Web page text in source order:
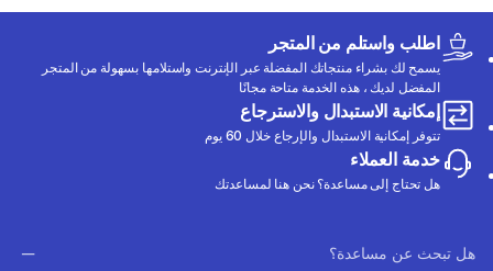
اطلب واستلم من المتجر
يسمح لك بشراء منتجاتك المفضلة عبر الإنترنت واستلامها بسهولة من المتجر
المفضل لديك ، هذه الخدمة متاحة مجانًا
إمكانية الاستبدال والاسترجاع
تتوفر إمكانية الاستبدال والإرجاع خلال 60 يوم
خدمة العملاء
هل تحتاج إلى مساعدة؟ نحن هنا لمساعدتك
هل تبحث عن مساعدة؟